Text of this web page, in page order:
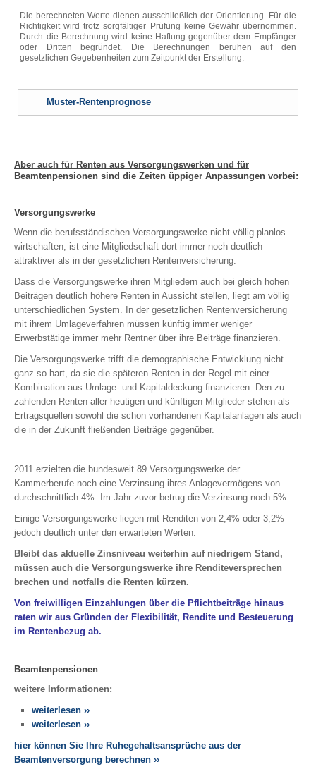
Pferdehalterhaftpflicht
Tier-OP-Versicherung
Reiseversicherung
Veranstaltungshaftpflicht
Inhaltsversicherung
Elektronikversicherung
Kautionsversicherung
PKW (gewerbliche Nutzung)
ALTERSVORSORGE
Private Rentenversicherung
Riester-Rente
Basisrente (Rürup)
Rentenversicherung gegen Einmalbeitrag
Direktversicherung
Unterstützungskasse
Pensionsfonds
RENTENCHECK
GELDANLAGE
Tagesgeld
Investmentfonds
Beteiligungen
Bausparen
Edelmetalle
ETF - Managed Depot
Die berechneten Werte dienen ausschließlich der Orientierung. Für die
Richtigkeit wird trotz sorgfältiger Prüfung keine Gewähr übernommen.
Durch die Berechnung wird keine Haftung gegenüber dem Empfänger
oder Dritten begründet. Die Berechnungen beruhen auf den
gesetzlichen Gegebenheiten zum Zeitpunkt der Erstellung.
Muster-Rentenprognose
Aber auch für Renten aus Versorgungswerken und für
Beamtenpensionen sind die Zeiten üppiger Anpassungen vorbei:
Versorgungswerke
Wenn die berufsständischen Versorgungswerke nicht völlig planlos
wirtschaften, ist eine Mitgliedschaft dort immer noch deutlich
attraktiver als in der gesetzlichen Rentenversicherung.
Dass die Versorgungswerke ihren Mitgliedern auch bei gleich hohen
Beiträgen deutlich höhere Renten in Aussicht stellen, liegt am völlig
unterschiedlichen System. In der gesetzlichen Rentenversicherung
mit ihrem Umlageverfahren müssen künftig immer weniger
Erwerbstätige immer mehr Rentner über ihre Beiträge finanzieren.
Die Versorgungswerke trifft die demographische Entwicklung nicht
ganz so hart, da sie die späteren Renten in der Regel mit einer
Kombination aus Umlage- und Kapitaldeckung finanzieren. Den zu
zahlenden Renten aller heutigen und künftigen Mitglieder stehen als
Ertragsquellen sowohl die schon vorhandenen Kapitalanlagen als auch
die in der Zukunft fließenden Beiträge gegenüber.
2011 erzielten die bundesweit 89 Versorgungswerke der
Kammerberufe noch eine Verzinsung ihres Anlagevermögens von
durchschnittlich 4%. Im Jahr zuvor betrug die Verzinsung noch 5%.
Einige Versorgungswerke liegen mit Renditen von 2,4% oder 3,2%
jedoch deutlich unter den erwarteten Werten.
Bleibt das aktuelle Zinsniveau weiterhin auf niedrigem Stand,
müssen auch die Versorgungswerke ihre Renditeversprechen
brechen und notfalls die Renten kürzen.
Von freiwilligen Einzahlungen über die Pflichtbeiträge hinaus
raten wir aus Gründen der Flexibilität, Rendite und Besteuerung
im Rentenbezug ab.
Beamtenpensionen
weitere Informationen:
weiterlesen ››
weiterlesen ››
hier können Sie Ihre Ruhegehaltsansprüche aus der
Beamtenversorgung berechnen ››